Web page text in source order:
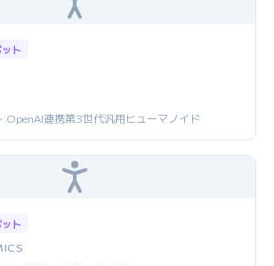
ト
OpenAI連携第3世代汎用ヒューマノイド
ト